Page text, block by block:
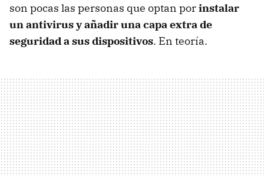
son pocas las personas que optan porinstalar
un antivirus y añadir una capa extra de
seguridad a sus dispositivos. En teoría.